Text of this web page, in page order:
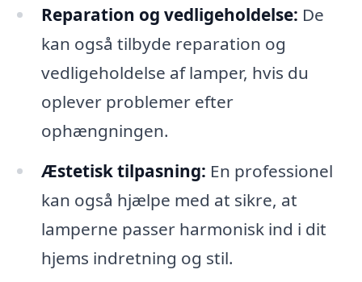
Reparation og vedligeholdelse: De
kan også tilbyde reparation og
vedligeholdelse af lamper, hvis du
oplever problemer efter
ophængningen.
Æstetisk tilpasning: En professionel
kan også hjælpe med at sikre, at
lamperne passer harmonisk ind i dit
hjems indretning og stil.